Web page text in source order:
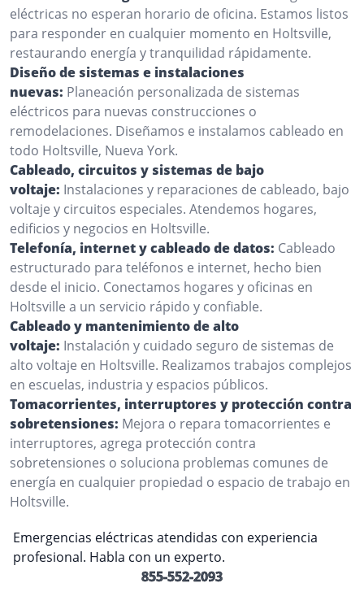
eléctricas no esperan horario de oficina. Estamos listos
para responder en cualquier momento en Holtsville,
restaurando energía y tranquilidad rápidamente.
Diseño de sistemas e instalaciones
nuevas: Planeación personalizada de sistemas
eléctricos para nuevas construcciones o
remodelaciones. Diseñamos e instalamos cableado en
todo Holtsville, Nueva York.
Cableado, circuitos y sistemas de bajo
voltaje: Instalaciones y reparaciones de cableado, bajo
voltaje y circuitos especiales. Atendemos hogares,
edificios y negocios en Holtsville.
Telefonía, internet y cableado de datos: Cableado
estructurado para teléfonos e internet, hecho bien
desde el inicio. Conectamos hogares y oficinas en
Holtsville a un servicio rápido y confiable.
Cableado y mantenimiento de alto
voltaje: Instalación y cuidado seguro de sistemas de
alto voltaje en Holtsville. Realizamos trabajos complejos
en escuelas, industria y espacios públicos.
Tomacorrientes, interruptores y protección contra
sobretensiones: Mejora o repara tomacorrientes e
interruptores, agrega protección contra
sobretensiones o soluciona problemas comunes de
energía en cualquier propiedad o espacio de trabajo en
Holtsville.
Emergencias eléctricas atendidas con experiencia
profesional. Habla con un experto.
855-552-2093